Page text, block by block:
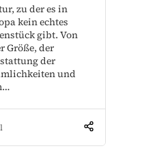
zu der es in
kein echtes
gibt. Von
Größe, der
der
und